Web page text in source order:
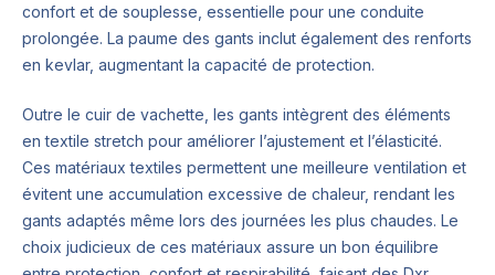
confort et de souplesse, essentielle pour une conduite
prolongée. La paume des gants inclut également des renforts
en kevlar, augmentant la capacité de protection.
Outre le cuir de vachette, les gants intègrent des éléments
en textile stretch pour améliorer l’ajustement et l’élasticité.
Ces matériaux textiles permettent une meilleure ventilation et
évitent une accumulation excessive de chaleur, rendant les
gants adaptés même lors des journées les plus chaudes. Le
choix judicieux de ces matériaux assure un bon équilibre